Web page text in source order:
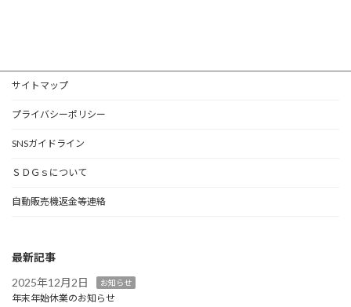
サイトマップ
プライバシーポリシー
SNSガイドライン
ＳＤＧｓについて
自動販売機返金等連絡
最新記事
2025年12月2日
お知らせ
年末年始休業のお知らせ